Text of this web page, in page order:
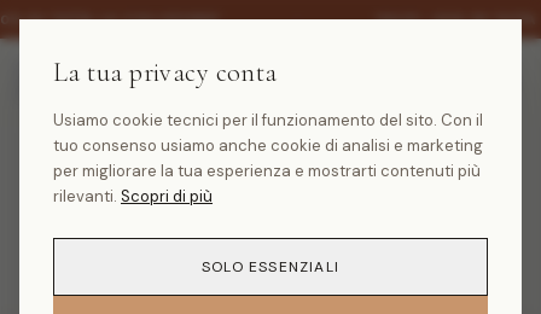
SU TUTTA LA COLLEZIONE · SALDI -30% SU
Prodotto non trovato
La tua privacy conta
Usiamo cookie tecnici per il funzionamento del sito. Con il
tuo consenso usiamo anche cookie di analisi e marketing
per migliorare la tua esperienza e mostrarti contenuti più
rilevanti. Scopri di più
SOLO ESSENZIALI